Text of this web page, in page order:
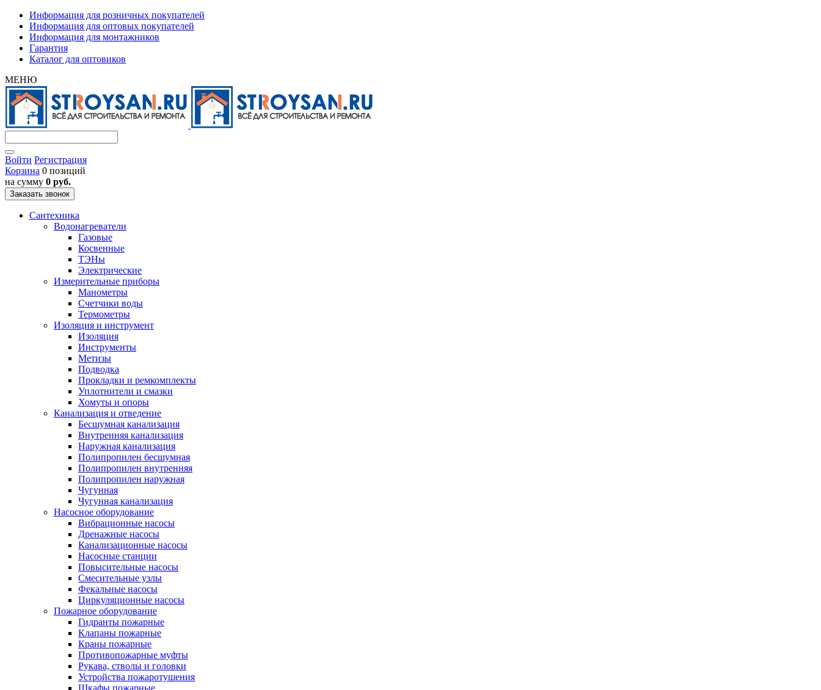
Информация для розничных покупателей
Информация для оптовых покупателей
Информация для монтажников
Гарантия
Каталог для оптовиков
МЕНЮ
Войти Регистрация
Корзина 0 позиций
на сумму 0 руб.
Заказать звонок
Сантехника
Водонагреватели
Газовые
Косвенные
ТЭНы
Электрические
Измерительные приборы
Манометры
Счетчики воды
Термометры
Изоляция и инструмент
Изоляция
Инструменты
Метизы
Подводка
Прокладки и ремкомплекты
Уплотнители и смазки
Хомуты и опоры
Канализация и отведение
Бесшумная канализация
Внутренняя канализация
Наружная канализация
Полипропилен бесшумная
Полипропилен внутренняя
Полипропилен наружная
Чугунная
Чугунная канализация
Насосное оборудование
Вибрационные насосы
Дренажные насосы
Канализационные насосы
Насосные станции
Повысительные насосы
Смесительные узлы
Фекальные насосы
Циркуляционные насосы
Пожарное оборудование
Гидранты пожарные
Клапаны пожарные
Краны пожарные
Противопожарные муфты
Рукава, стволы и головки
Устройства пожаротушения
Шкафы пожарные